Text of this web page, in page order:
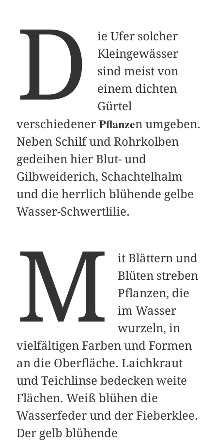
D
ie Ufer solcher
Kleingewässer
sind meist von
einem dichten
Gürtel
verschiedener Pflanzen umgeben.
Neben Schilf und Rohrkolben
gedeihen hier Blut- und
Gilbweiderich, Schachtelhalm
und die herrlich blühende gelbe
Wasser-Schwertlilie.
M
it Blättern und
Blüten streben
Pflanzen, die
im Wasser
wurzeln, in
vielfältigen Farben und Formen
an die Oberfläche. Laichkraut
und Teichlinse bedecken weite
Flächen. Weiß blühen die
Wasserfeder und der Fieberklee.
Der gelb blühende